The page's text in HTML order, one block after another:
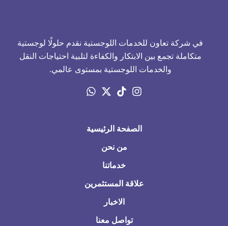
في شركة تعاون للخدمات اللوجستية نقدم حلولًا لوجستية
متكاملة تجمع بين الابتكار والكفاءة لتلبية احتياجات النقل
والخدمات اللوجستية بمستوى عالمي.
الصفحة الرئيسية
من نحن
خدماتنا
علاقة المستثمرين
الاخبار
تواصل معنا